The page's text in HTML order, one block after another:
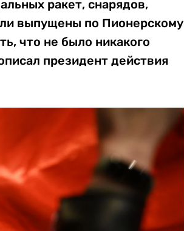
ракет, снарядов,
выпущены по Пионерскому
что не было никакого
президент действия